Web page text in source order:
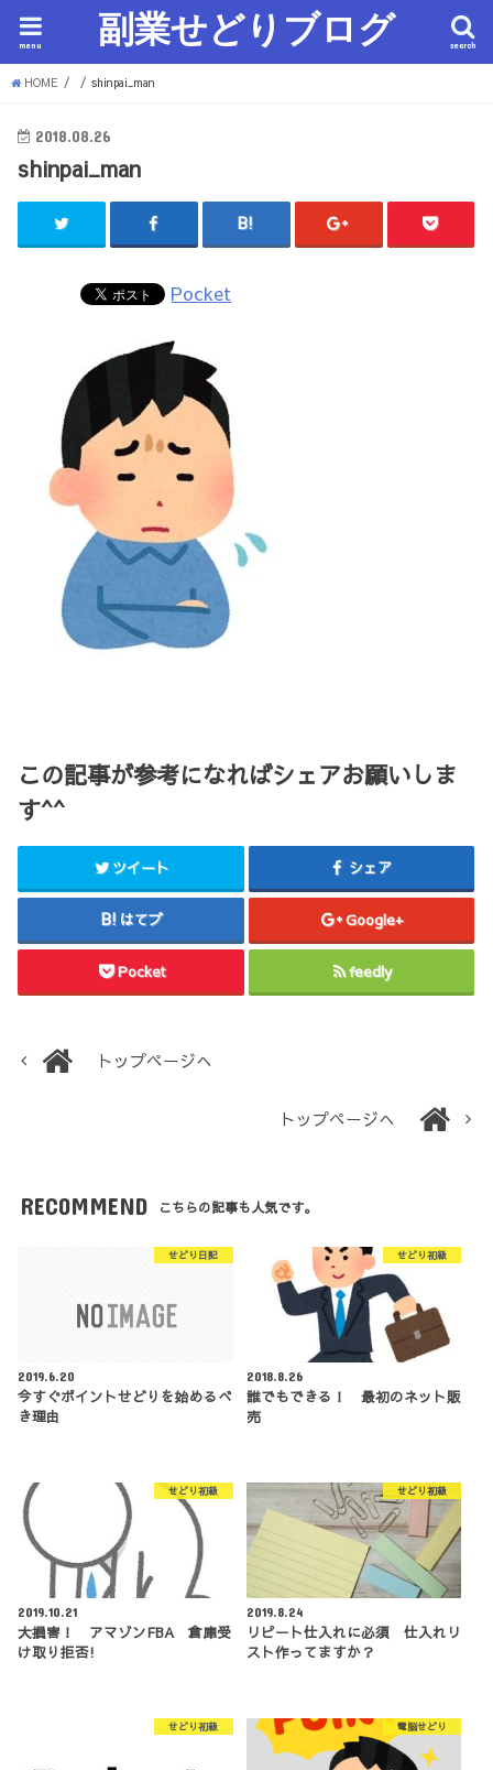
副業せどりブログ search
menu
HOME shinpai_man
2018.08.26
shinpai_man
Pocket
この記事が参考になればシェアお願いしま
す^^
ツイート シェア
はてブ Google+
Pocket feedly
トップページへ
トップページへ
RECOMMEND こちらの記事も人気です。
せどり日記
2019.6.20
今すぐポイントせどりを始めるべ
き理由
せどり初級
2018.8.26
誰でもできる！ 最初のネット販
売
せどり初級
2019.10.21
大損害！ アマゾンFBA 倉庫受
け取り拒否!
せどり初級
2019.8.24
リピート仕入れに必須 仕入れリ
スト作ってますか？
せどり初級 電脳せどり